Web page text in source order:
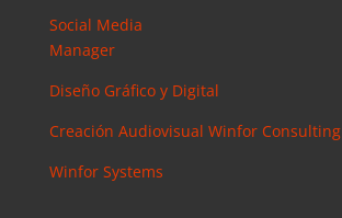
Social Media
Manager
Diseño Gráfico y Digital
Creación Audiovisual Winfor Consulting
Winfor Systems